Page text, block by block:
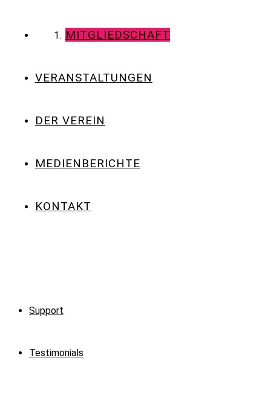
MITGLIEDSCHAFT
VERANSTALTUNGEN
DER VEREIN
MEDIENBERICHTE
KONTAKT
Support
Testimonials